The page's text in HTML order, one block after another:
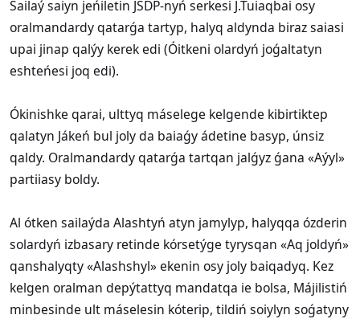
Sailaý saiyn jeńiletin JSDP-nyń serkesi J.Tuiaqbai osy
oralmandardy qatarǵa tartyp, halyq aldynda biraz saiasi
upai jinap qalýy kerek edi (Óitkeni olardyń joǵaltatyn
eshteńesi joq edi).
Ókinishke qarai, ulttyq máselege kelgende kibirtiktep
qalatyn Jákeń bul joly da baiaǵy ádetine basyp, únsiz
qaldy. Oralmandardy qatarǵa tartqan jalǵyz ǵana «Aýyl»
partiiasy boldy.
Al ótken sailaýda Alashtyń atyn jamylyp, halyqqa ózderin
solardyń izbasary retinde kórsetýge tyrysqan «Aq joldyń»
qanshalyqty «Alashshyl» ekenin osy joly baiqadyq. Kez
kelgen oralman depýtattyq mandatqa ie bolsa, Májilistiń
minbesinde ult máselesin kóterip, tildiń soiylyn soǵatyny